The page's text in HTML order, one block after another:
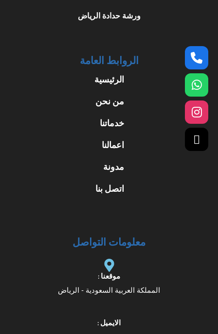
ورشة حدادة الرياض
الروابط العامة
الرئيسية
من نحن
خدماتنا
اعمالنا
مدونة
اتصل بنا
معلومات التواصل
موقعنا :
المملكة العربية السعودية - الرياض
الايميل :